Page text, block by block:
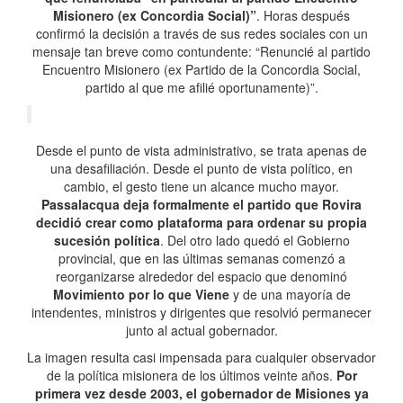
Misionero (ex Concordia Social)”. Horas después
confirmó la decisión a través de sus redes sociales con un
mensaje tan breve como contundente: “Renuncié al partido
Encuentro Misionero (ex Partido de la Concordia Social,
partido al que me afilié oportunamente)”.
Desde el punto de vista administrativo, se trata apenas de
una desafiliación. Desde el punto de vista político, en
cambio, el gesto tiene un alcance mucho mayor.
Passalacqua deja formalmente el partido que Rovira
decidió crear como plataforma para ordenar su propia
sucesión política. Del otro lado quedó el Gobierno
provincial, que en las últimas semanas comenzó a
reorganizarse alrededor del espacio que denominó
Movimiento por lo que Vieney de una mayoría de
intendentes, ministros y dirigentes que resolvió permanecer
junto al actual gobernador.
La imagen resulta casi impensada para cualquier observador
de la política misionera de los últimos veinte años. Por
primera vez desde 2003, el gobernador de Misiones ya